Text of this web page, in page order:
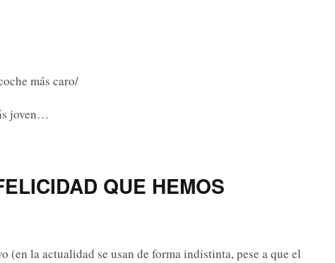
más caro/
joven…
QUE HEMOS
la actualidad se usan de forma indistinta, pese a que el